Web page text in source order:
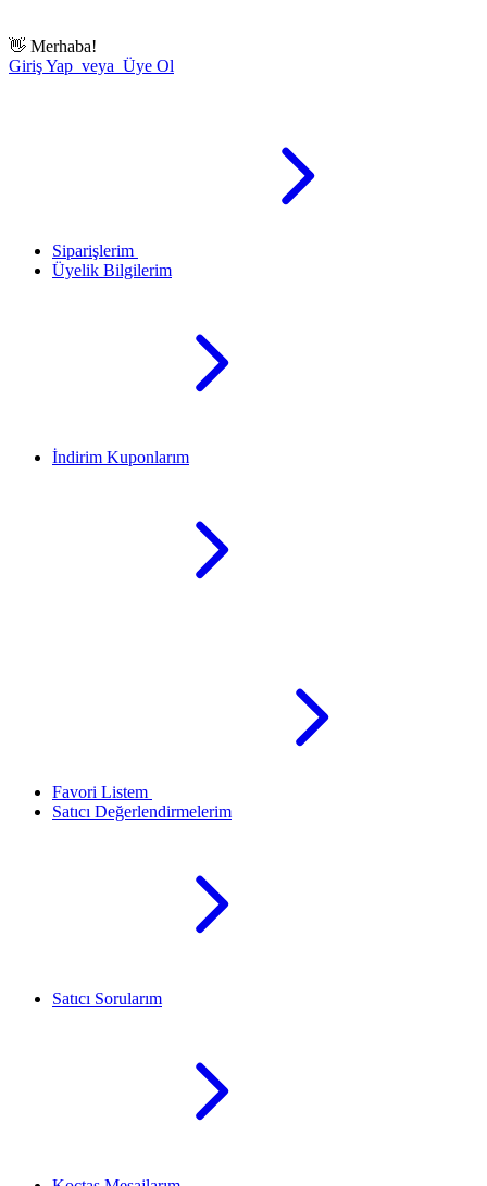
👋 Merhaba!
Giriş Yap veya Üye Ol
Siparişlerim
Üyelik Bilgilerim
İndirim Kuponlarım
Favori Listem
Satıcı Değerlendirmelerim
Satıcı Sorularım